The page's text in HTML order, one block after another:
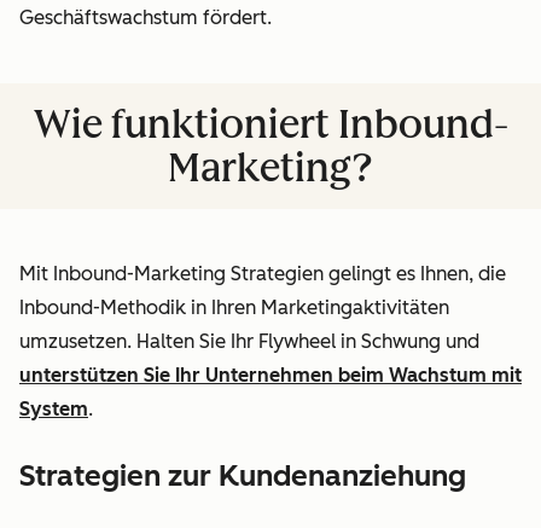
Geschäftswachstum fördert.
Wie funktioniert Inbound-
Marketing?
Mit Inbound-Marketing Strategien gelingt es Ihnen, die
Inbound-Methodik in Ihren Marketingaktivitäten
umzusetzen. Halten Sie Ihr Flywheel in Schwung und
unterstützen Sie Ihr Unternehmen beim Wachstum mit
System.
Strategien zur Kundenanziehung